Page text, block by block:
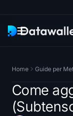
Ricerca
Tracciatori di
Home Guide per
Come